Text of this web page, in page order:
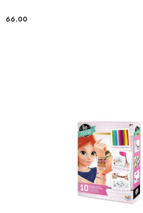
Cena:
66.00